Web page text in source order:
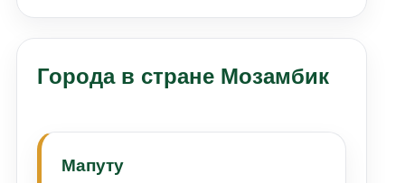
Города в стране Мозамбик
Мапуту